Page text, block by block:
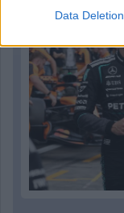
Data Deletion